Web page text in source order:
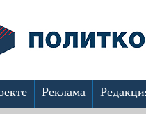
Реклама